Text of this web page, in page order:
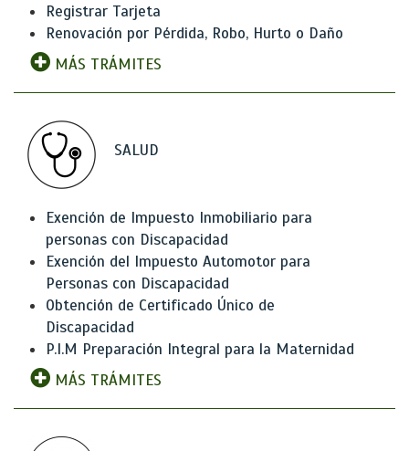
Registrar Tarjeta
Renovación por Pérdida, Robo, Hurto o Daño
MÁS TRÁMITES
SALUD
Exención de Impuesto Inmobiliario para
personas con Discapacidad
Exención del Impuesto Automotor para
Personas con Discapacidad
Obtención de Certificado Único de
Discapacidad
P.I.M Preparación Integral para la Maternidad
MÁS TRÁMITES